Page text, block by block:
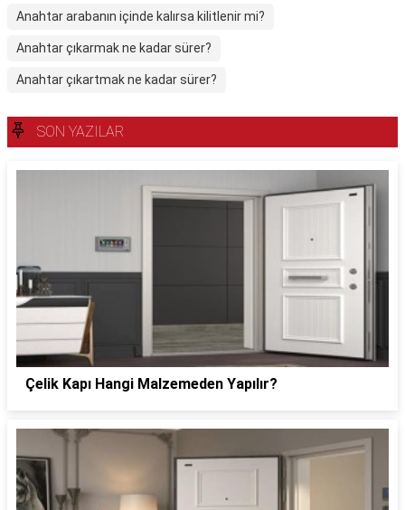
Anahtar arabanın içinde kalırsa kilitlenir mi?
Anahtar çıkarmak ne kadar sürer?
Anahtar çıkartmak ne kadar sürer?
SON YAZILAR
Çelik Kapı Hangi Malzemeden Yapılır?